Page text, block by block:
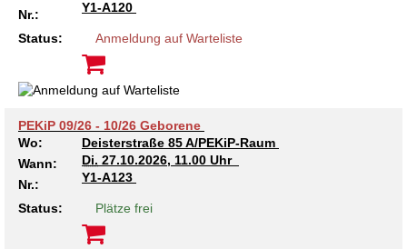
Kindertagesstätte Klaus-Müller-Kilian-Weg /
“Mäuseburg” / Familienzentrum
Kindertagesstätte König-Ludwig-Straße
Kindertagesstätte Langes Feld “Deisterspatzen”
Kindertagesstätte Moorlilienweg /
Kindertagesstätte Petermannstraße /
Familienzentrum
Kindertagesstätte Hiltrud-Grote-Weg
Kindertagesstätte Ibykusweg / Familienzentrum
Kindertagesstätte Johannes-Lau-Hof
Kindertagesstätte Kapellenbrink /
Kindertagesstätte Klaus-Müller-Kilian-Weg /
“Mäuseburg” / Familienzentrum
Nr.:
Y1-A120
Status: Anmeldung auf Warteliste
PEKiP 09/26 - 10/26 Geborene
Wo:
Deisterstraße 85 A/PEKiP-Raum
Wann:
Di. 27.10.2026, 11.00 Uhr
Nr.:
Y1-A123
Status: Plätze frei